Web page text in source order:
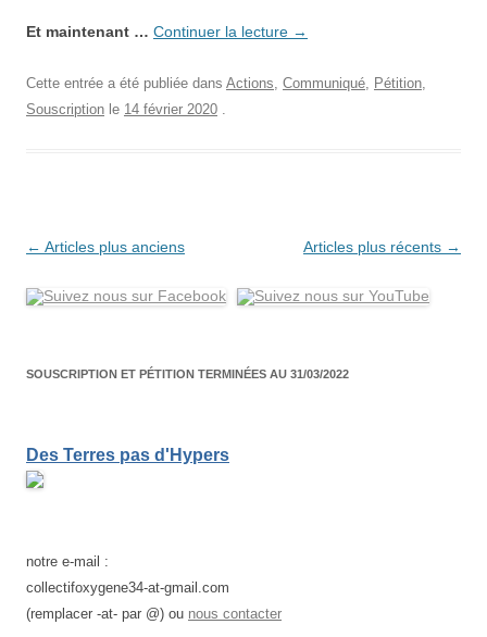
Et maintenant … Continuer la lecture →
Cette entrée a été publiée dans Actions, Communiqué, Pétition,
Souscription le 14 février 2020 .
Navigation
articles
← Articles plus anciens Articles plus récents →
SOUSCRIPTION ET PÉTITION TERMINÉES AU 31/03/2022
Des Terres pas d'Hypers
notre e-mail :
collectifoxygene34-at-gmail.com
(remplacer -at- par @) ou nous contacter